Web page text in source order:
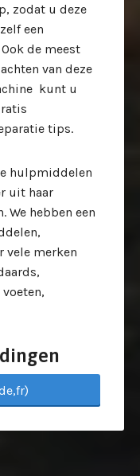
zodat u deze
een
de meest
van deze
kunt u
tips.
hulpmiddelen
uit haar
We hebben een
vele merken